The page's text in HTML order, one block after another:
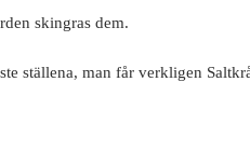
skingras dem.
ställena, man får verkligen